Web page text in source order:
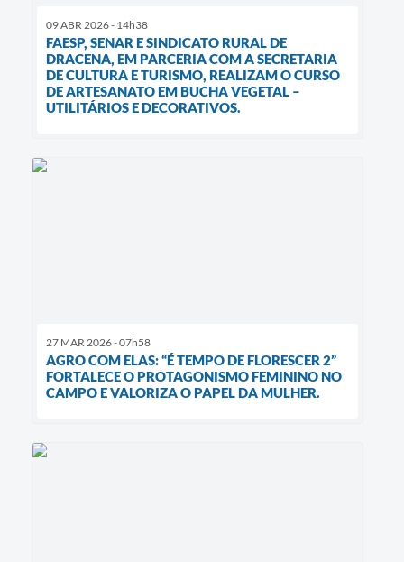
09 ABR 2026 - 14h38
FAESP, SENAR E SINDICATO RURAL DE
DRACENA, EM PARCERIA COM A SECRETARIA
DE CULTURA E TURISMO, REALIZAM O CURSO
DE ARTESANATO EM BUCHA VEGETAL –
UTILITÁRIOS E DECORATIVOS.
27 MAR 2026 - 07h58
AGRO COM ELAS: “É TEMPO DE FLORESCER 2”
FORTALECE O PROTAGONISMO FEMININO NO
CAMPO E VALORIZA O PAPEL DA MULHER.